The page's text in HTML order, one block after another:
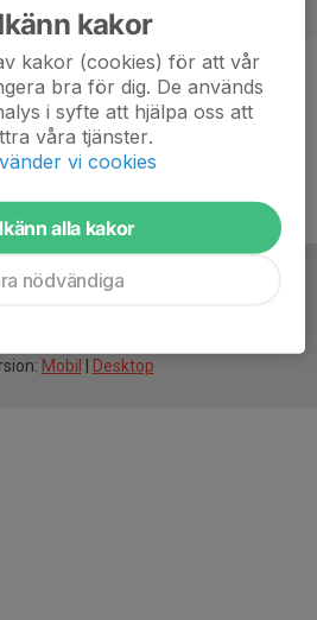
år
Mobil Desktop
kakor
kakor (cookies) för att vår
bra för dig. De används
i syfte att hjälpa oss att
våra tjänster.
vi cookies
alla kakor
nödvändiga